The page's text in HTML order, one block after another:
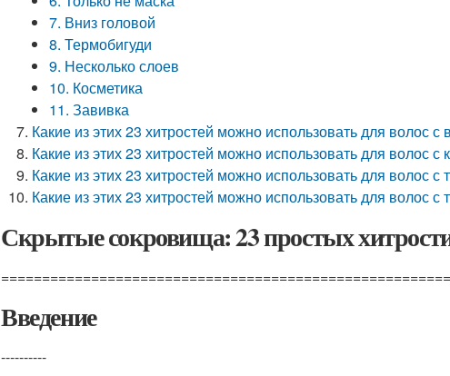
7. Вниз головой
8. Термобигуди
9. Несколько слоев
10. Косметика
11. Завивка
Какие из этих 23 хитростей можно использовать для волос с
Какие из этих 23 хитростей можно использовать для волос с
Какие из этих 23 хитростей можно использовать для волос
Какие из этих 23 хитростей можно использовать для волос
Скрытые сокровища: 23 простых
Введение
----------